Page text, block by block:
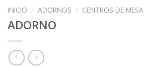
INICIO / ADORNOS / CENTROS DE MESA
ADORNO